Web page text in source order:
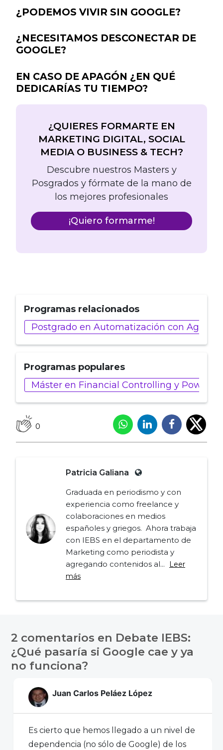
¿PODEMOS VIVIR SIN GOOGLE?
¿NECESITAMOS DESCONECTAR DE
GOOGLE?
EN CASO DE APAGÓN ¿EN QUÉ
DEDICARÍAS TU TIEMPO?
¿QUIERES FORMARTE EN
MARKETING DIGITAL, SOCIAL
MEDIA O BUSINESS & TECH?
Descubre nuestros Masters y
Posgrados y fórmate de la mano de
los mejores profesionales
¡Quiero formarme!
Programas relacionados
Postgrado en Automatización con
Programas populares
Máster en Financial Controlling y Power BI
0
Patricia Galiana
Graduada en periodismo y con
experiencia como freelance y
colaboraciones en medios
españoles y griegos. Ahora trabaja
con IEBS en el departamento de
Marketing como periodista y
agregando contenidos al...
Leer
más
de
entradas
2 comentarios en Debate IEBS:
¿Qué pasaría si Google cae y ya
no funciona?
Juan Carlos Peláez López
Es cierto que hemos llegado a un nivel de
dependencia (no sólo de Google) de los